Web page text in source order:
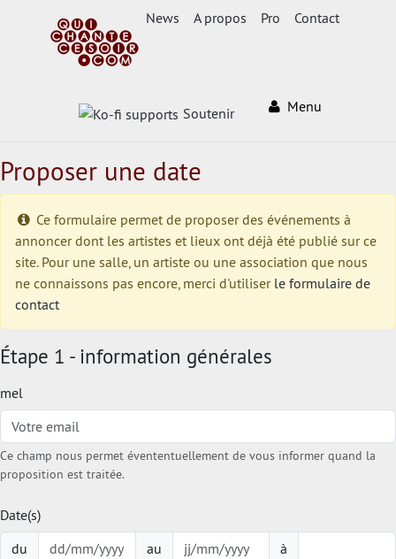
News A propos Pro Contact
Soutenir Menu
Proposer une date
Ce formulaire permet de proposer des événements à
annoncer dont les artistes et lieux ont déjà été publié sur ce
site. Pour une salle, un artiste ou une association que nous
ne connaissons pas encore, merci d'utiliser le formulaire de
contact
Étape 1 - information générales
mel
Ce champ nous permet évententuellement de vous informer quand la
proposition est traitée.
Date(s)
du
au
à